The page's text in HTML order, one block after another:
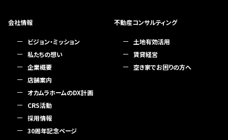
会社情報
ビジョン・ミッション
私たちの想い
企業概要
店舗案内
オカムラホームのDX計画
CRS活動
採用情報
30周年記念ページ
不動産コンサルティング
土地有効活用
賃貸経営
空き家でお困りの方へ